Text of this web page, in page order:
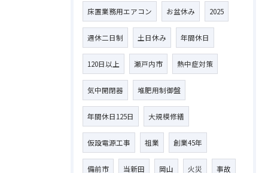
床置業務用エアコン お盆休み 2025
週休二日制 土日休み 年間休日
120日以上 瀬戸内市 熱中症対策
気中開閉器 堆肥用制御盤
年間休日125日 大規模修繕
仮設電源工事 祖業 創業45年
備前市 当新田 岡山 火災 事故